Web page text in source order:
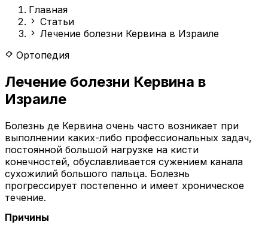
Главная
Статьи
Лечение болезни Кервина в Израиле
Ортопедия
Лечение болезни Кервина в
Израиле
Болезнь де Кервина очень часто возникает при
выполнении каких-либо профессиональных задач,
постоянной большой нагрузке на кисти
конечностей, обуславливается сужением канала
сухожилий большого пальца. Болезнь
прогрессирует постепенно и имеет хроническое
течение.
Причины